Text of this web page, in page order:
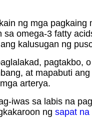
ng mga pagkaing
omega-3 fatty
kalusugan ng
pagtakbo,
at mapabuti
arterya.
iwas sa labis na
ng sapat na